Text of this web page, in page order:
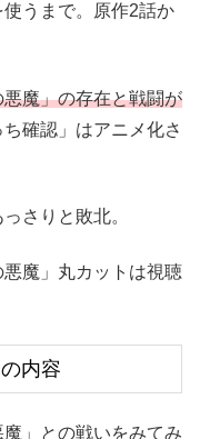
うまで。原作2話か
魔」の存在と戦闘が
確認」はアニメ化さ
さりと敗北。
悪魔」丸カットは視聴
内容
」との戦いをみてみ